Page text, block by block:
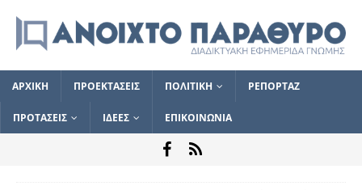
ΑΡΧΙΚΗ ΠΡΟΕΚΤΑΣΕΙΣ ΠΟΛΙΤΙΚΗ ΡΕΠΟΡΤΑΖ
ΠΡΟΤΑΣΕΙΣ ΙΔΕΕΣ ΕΠΙΚΟΙΝΩΝΙΑ